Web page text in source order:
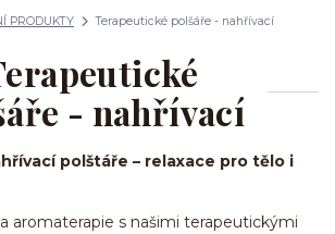
PRODUKTY Terapeutické polšáře - nahřívací
- nahřívací
polštáře – relaxace pro tělo i
aromaterapie s našimi terapeutickými